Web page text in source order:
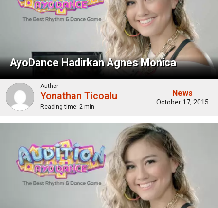
AyoDance Hadirkan Agnes Monica
Author
Yonathan Ticoalu
Reading time: 2 min
News
October 17, 2015